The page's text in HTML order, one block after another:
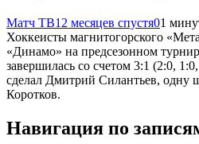
Матч ТВ12 месяцев спустя01
Хоккеисты магнитогорского
«Динамо» на предсезонном
завершилась со счетом 3:1 (2:0,
сделал Дмитрий Силантьев, одну
Коротков.
Навигация по